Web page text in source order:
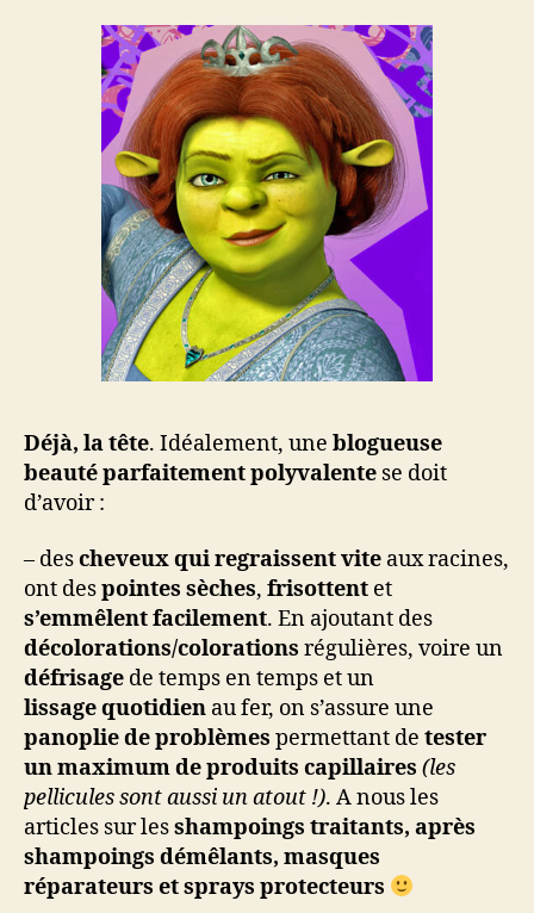
Déjà, la tête. Idéalement, une blogueuse
beauté parfaitement polyvalente se doit
d’avoir :
– descheveux qui regraissent vite aux racines,
ont despointes sèches, frisottent et
s’emmêlent facilement. En ajoutant des
décolorations/colorations régulières, voire un
défrisage de temps en temps et un
lissage quotidien au fer, on s’assure une
panoplie de problèmes permettant de tester
un maximum de produits capillaires (les
pellicules sont aussi un atout !). A nous les
articles sur lesshampoings traitants, après
shampoings démêlants, masques
réparateurs et sprays protecteurs